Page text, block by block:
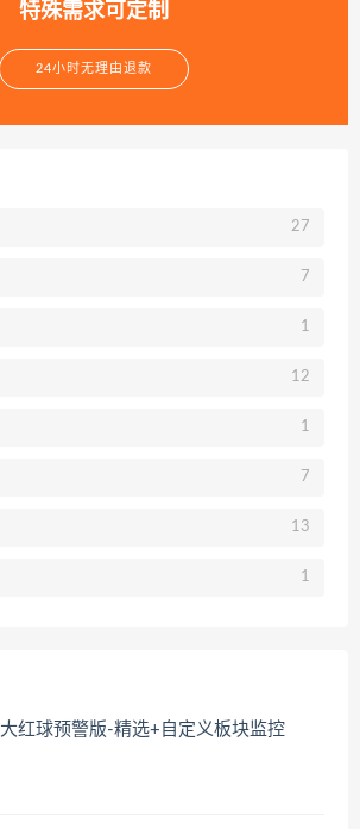
特殊需求可定制
24小时无理由退款
27
7
1
12
1
7
13
1
大红球预警版-精选+自定义板块监控